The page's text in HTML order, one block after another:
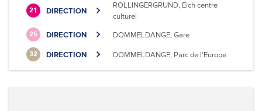
21 DIRECTION
ROLLINGERGRUND, Eich centre
culturel
25 DIRECTION DOMMELDANGE, Gare
32 DIRECTION DOMMELDANGE, Parc de l'Europe